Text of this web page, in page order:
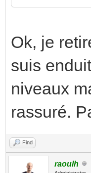
Ok, je
suis
niveaux
rassuré.
Find
raoulh